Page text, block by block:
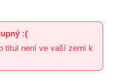
:(
titul není ve vaší zemi k